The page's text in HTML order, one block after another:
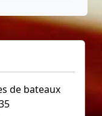
de bateaux